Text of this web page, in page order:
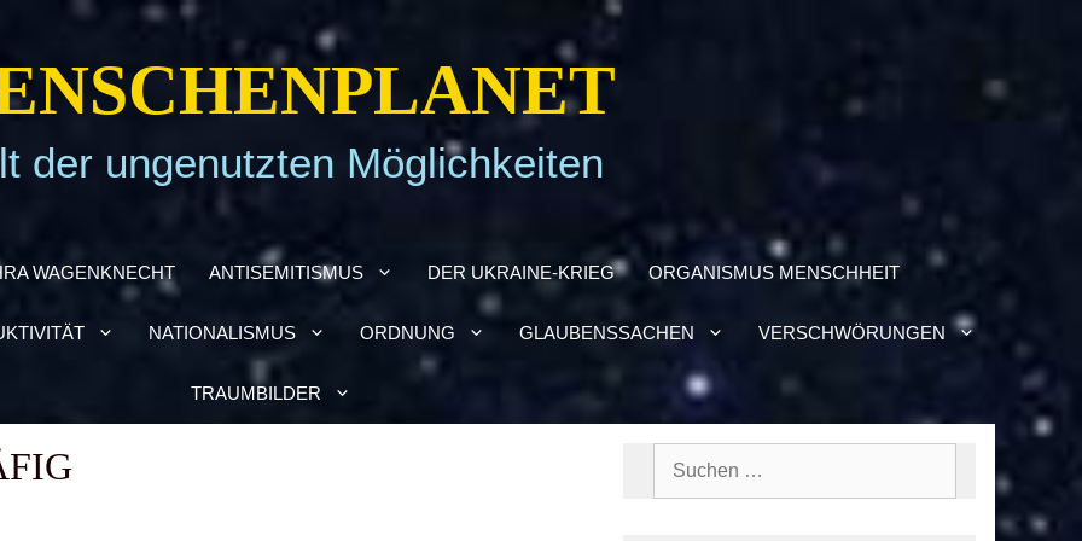
der ungenutzten Möglichkeiten
WAGEN­KNECHT ANTI­SE­MI­TIS­MUS DER UKRAI­­NE-KRIEG ORGA­NIS­MUS MENSCH­HEIT
NATIO­NA­LIS­MUS ORD­NUNG GLAU­BENS­SA­CHEN VER­SCHWÖ­RUN­GEN
TRAUM­BIL­DER